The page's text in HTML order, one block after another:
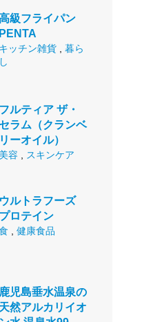
級フライパン
PENTA
キッチン雑貨
暮ら
し
フルティア ザ・
セラム（クランベ
リーオイル）
美容 スキンケア
ウルトラフーズ
プロテイン
健康食品
鹿児島垂水温泉の
天然アルカリイオ